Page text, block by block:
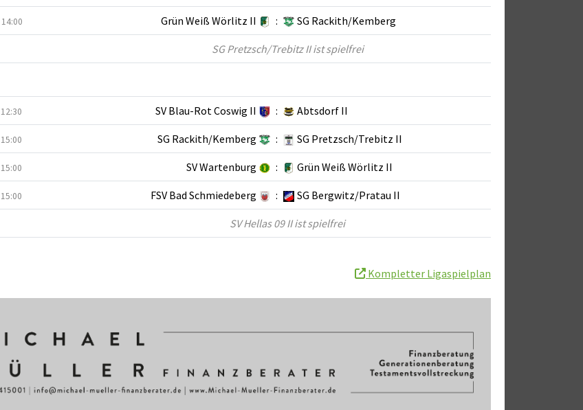
14:00 Grün Weiß Wörlitz II : SG Rackith/Kemberg
SG Pretzsch/Trebitz II ist spielfrei
12:30 SV Blau-Rot Coswig II : Abtsdorf II
15:00 SG Rackith/Kemberg : SG Pretzsch/Trebitz II
15:00 SV Wartenburg : Grün Weiß Wörlitz II
15:00 FSV Bad Schmiedeberg : SG Bergwitz/Pratau II
SV Hellas 09 II ist spielfrei
Kompletter Ligaspielplan